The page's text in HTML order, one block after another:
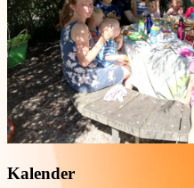
Kalender